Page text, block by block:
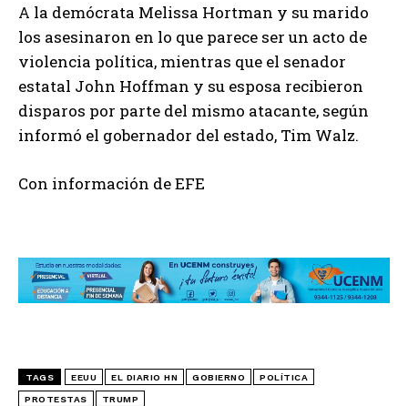
A la demócrata Melissa Hortman y su marido
los asesinaron en lo que parece ser un acto de
violencia política, mientras que el senador
estatal John Hoffman y su esposa recibieron
disparos por parte del mismo atacante, según
informó el gobernador del estado, Tim Walz.
Con información de EFE
TAGS EEUU EL DIARIO HN GOBIERNO POLÍTICA
PROTESTAS TRUMP